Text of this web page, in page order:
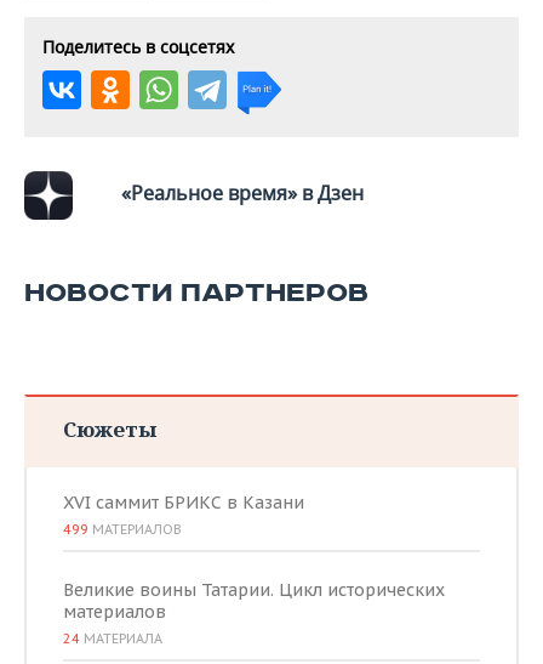
Поделитесь в соцсетях
«Реальное время» в Дзен
НОВОСТИ ПАРТНЕРОВ
Сюжеты
XVI саммит БРИКС в Казани
499 МАТЕРИАЛОВ
Великие воины Татарии. Цикл исторических
материалов
24 МАТЕРИАЛА